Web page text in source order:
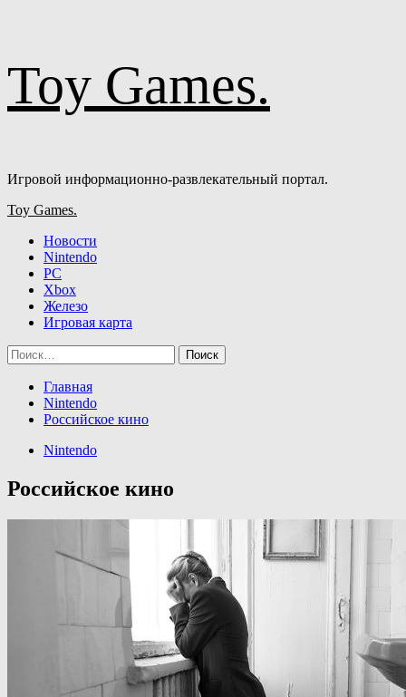
к
содержимому
Toy Games.
Игровой информационно-развлекательный портал.
Основное
Toy Games.
Новости
Nintendo
PC
Xbox
Железо
Игровая карта
Найти:
Главная
Nintendo
Российское кино
Nintendo
Российское кино